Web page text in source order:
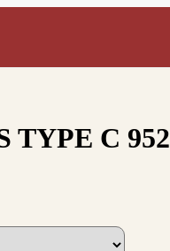
TYPE C 952